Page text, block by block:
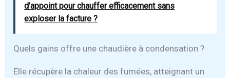
d’appoint pour chauffer efficacement sans
exploser la facture ?
Quels gains offre une chaudière à condensation ?
Elle récupère la chaleur des fumées, atteignant un